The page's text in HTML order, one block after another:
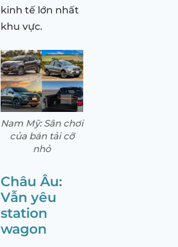
kinh tế lớn nhất
khu vực.
Nam Mỹ: Sân chơi
của bán tải cỡ
nhỏ
Châu Âu:
Vẫn yêu
station
wagon